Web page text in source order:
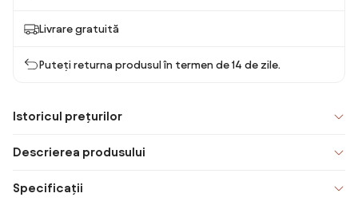
Livrare gratuită
Puteți returna produsul în termen de 14 de zile.
Istoricul prețurilor
Descrierea produsului
Specificații